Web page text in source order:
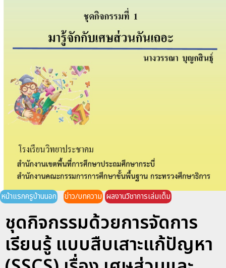
หน้าแรกครูบ้านนอก ข่าว/บทความ ผลงานวิชาการเล่มเต็ม
ชุดกิจกรรมด้วยการจัดการ
เรียนรู้ แบบสืบเสาะแก้ปัญหา